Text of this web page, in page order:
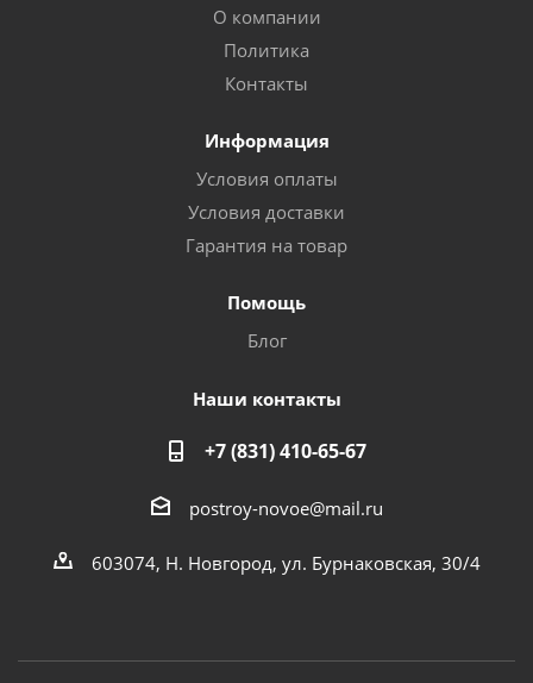
О компании
Политика
Контакты
Информация
Условия оплаты
Условия доставки
Гарантия на товар
Помощь
Блог
Наши контакты
+7 (831) 410-65-67
postroy-novoe@mail.ru
603074, Н. Новгород, ул. Бурнаковская, 30/4